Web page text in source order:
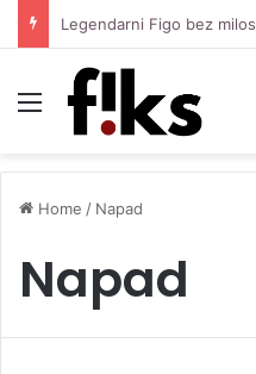
Menu
Home / Napad
Napad